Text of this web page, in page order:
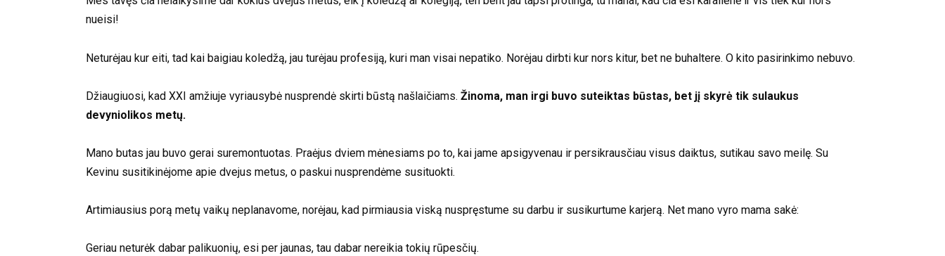
nueisi!
Neturėjau kur eiti, tad kai baigiau koledžą, jau turėjau profesiją, kuri man visai nepatiko. Norėjau dirbti kur nors kitur, bet ne buhaltere. O kito pasirinkimo nebuvo.
Džiaugiuosi, kad XXI amžiuje vyriausybė nusprendė skirti būstą našlaičiams. Žinoma, man irgi buvo suteiktas būstas, bet jį skyrė tik sulaukus
devyniolikos metų.
Mano butas jau buvo gerai suremontuotas. Praėjus dviem mėnesiams po to, kai jame apsigyvenau ir persikrausčiau visus daiktus, sutikau savo meilę. Su
Kevinu susitikinėjome apie dvejus metus, o paskui nusprendėme susituokti.
Artimiausius porą metų vaikų neplanavome, norėjau, kad pirmiausia viską nuspręstume su darbu ir susikurtume karjerą. Net mano vyro mama sakė:
Geriau neturėk dabar palikuonių, esi per jaunas, tau dabar nereikia tokių rūpesčių.